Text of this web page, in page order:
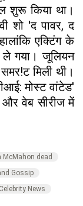
शुरू किया था।
शो 'द पावर, द
एक्टिंग के
गया। जूलियन
मिली थी।
मोस्ट वांटेड'
वेब सीरीज में
McMahon dead
Gossip
News